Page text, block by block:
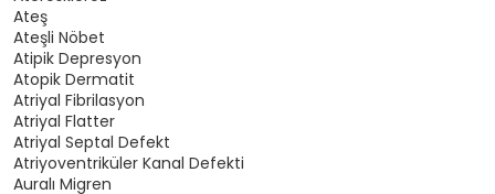
Ateş
Ateşli Nöbet
Atipik Depresyon
Atopik Dermatit
Atriyal Fibrilasyon
Atriyal Flatter
Atriyal Septal Defekt
Atriyoventriküler Kanal Defekti
Auralı Migren